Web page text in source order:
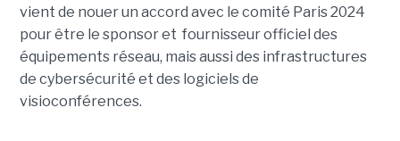
vient de nouer un accord avec le comité Paris 2024
pour être le sponsor et fournisseur officiel des
équipements réseau, mais aussi des infrastructures
de cybersécurité et des logiciels de
visioconférences.